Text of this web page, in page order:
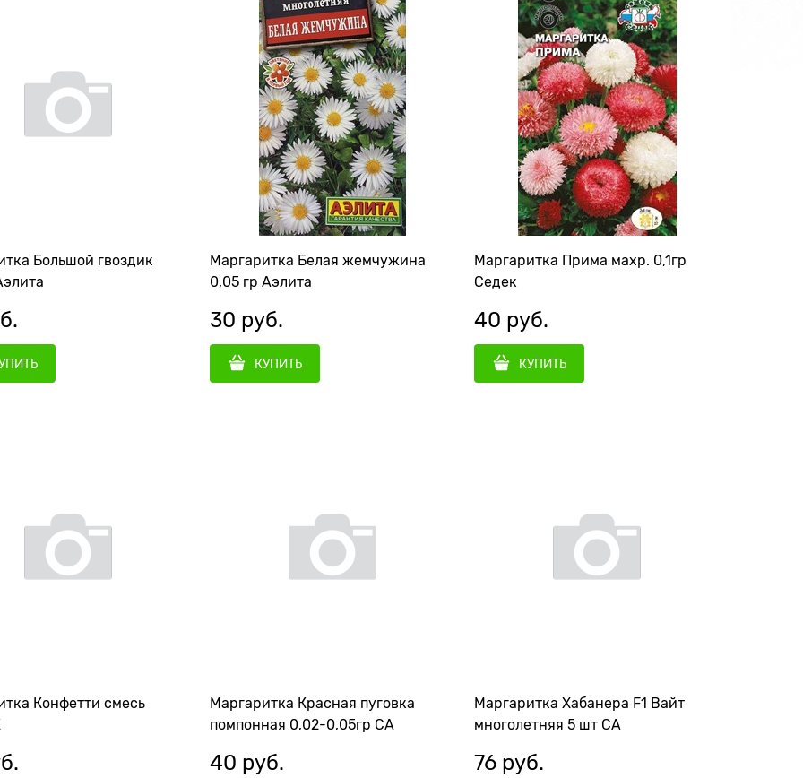
Большой гвоздик
Маргаритка Белая жемчужина
0,05 гр Аэлита
30 руб.
КУПИТЬ
Маргаритка Прима махр. 0,1гр
Седек
40 руб.
КУПИТЬ
Конфетти смесь
Маргаритка Красная пуговка
помпонная 0,02-0,05гр СА
40 руб.
Маргаритка Хабанера F1 Вайт
многолетняя 5 шт СА
76 руб.